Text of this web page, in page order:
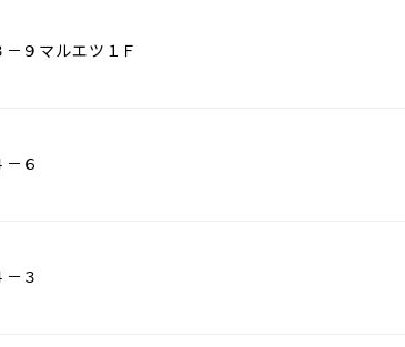
９マルエツ１Ｆ
６
３